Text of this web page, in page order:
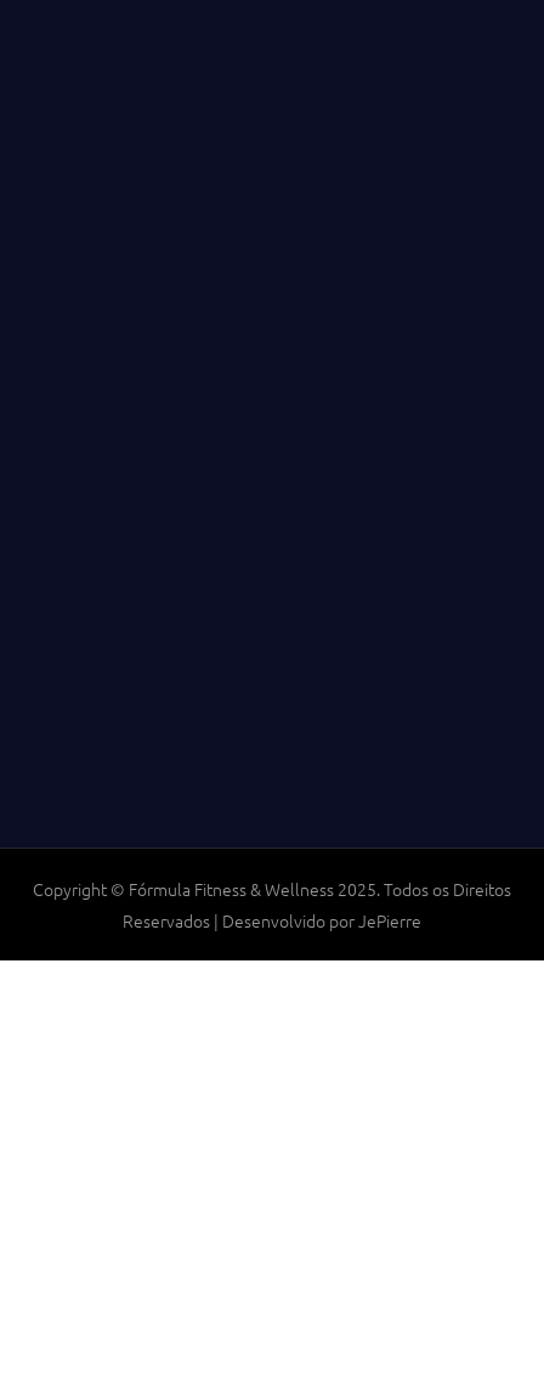
Copyright © Fórmula Fitness & Wellness 2025. Todos os Direitos
Reservados | Desenvolvido por JePierre